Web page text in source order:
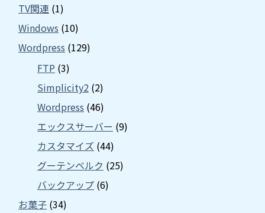
TV関連 (1)
Windows (10)
Wordpress (129)
FTP (3)
Simplicity2 (2)
Wordpress (46)
エックスサーバー (9)
カスタマイズ (44)
グーテンベルク (25)
バックアップ (6)
お菓子 (34)